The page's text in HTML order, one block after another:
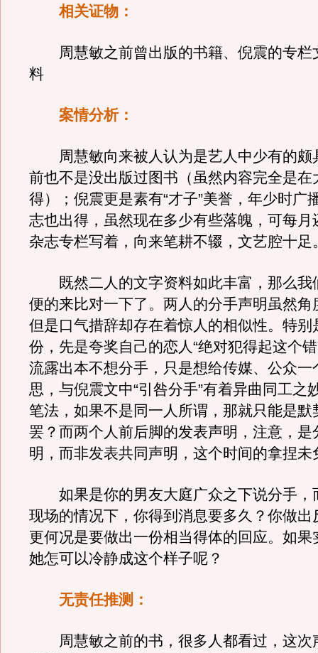
相关证物：
周慧敏之前曾出版的书籍、倪震的专栏
料
案情分析：
周慧敏向来被人认为是艺人中少有的颇
前也不是没出版过图书（虽然内容完全是在
得）；倪震更是素有“才子”美誉，年少时广
志也出得，虽然现在多少有些落魄，可每月
杂志专栏写着，向来笔耕不辍，文艺腔十足
既然二人的文字资料如此丰富，那么我
便的来比对一下了。两人的分手声明虽然角
但是口气措辞却存在着惊人的相似性。特别
份，先是夸奖自己的恋人“绝对犯得起这个
流露出本不想分手，只是想给传媒、公众一
思，与倪震文中“引咎分手”有着异曲同工之
笔法，如果不是同一人所谓，那就只能是默
罢？而两个人前后脚的发表声明，注意，是
明，而非发表共同声明，这个时间的拿捏未
如果是你的男友大庭广众之下说分手，
现场的情况下，你得到消息要多久？你做出
更何况是要做出一份相当得体的回应。如果
她怎可以冷静成这个样子呢？
无责任推测：
周慧敏之前的书，很多人都看过，这次